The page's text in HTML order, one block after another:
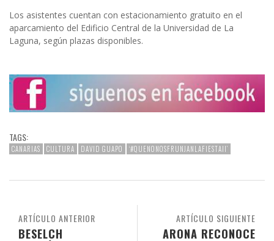
Los asistentes cuentan con estacionamiento gratuito en el
aparcamiento del Edificio Central de la Universidad de La
Laguna, según plazas disponibles.
TAGS:
CANARIAS CULTURA DAVID GUAPO ‘#QUENONOSFRUNJANLAFIESTAII’
ARTÍCULO SIGUIENTE
ARONA RECONOCE
ARTÍCULO ANTERIOR
BESELCH